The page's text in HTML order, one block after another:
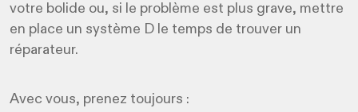
votre bolide ou, si le problème est plus grave, mettre
en place un système D le temps de trouver un
réparateur.
Avec vous, prenez toujours :